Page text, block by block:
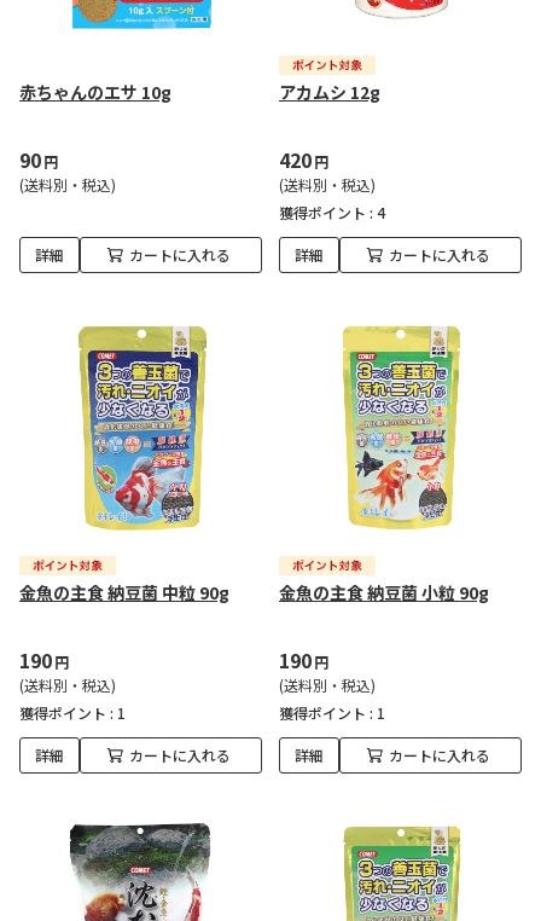
赤ちゃんのエサ 10g
90円
(送料別・税込)
詳細 カートに入れる
アカムシ 12g
420円
(送料別・税込)
獲得ポイント : 4
詳細 カートに入れる
金魚の主食 納豆菌 中粒 90g
190円
(送料別・税込)
獲得ポイント : 1
詳細 カートに入れる
金魚の主食 納豆菌 小粒 90g
190円
(送料別・税込)
獲得ポイント : 1
詳細 カートに入れる